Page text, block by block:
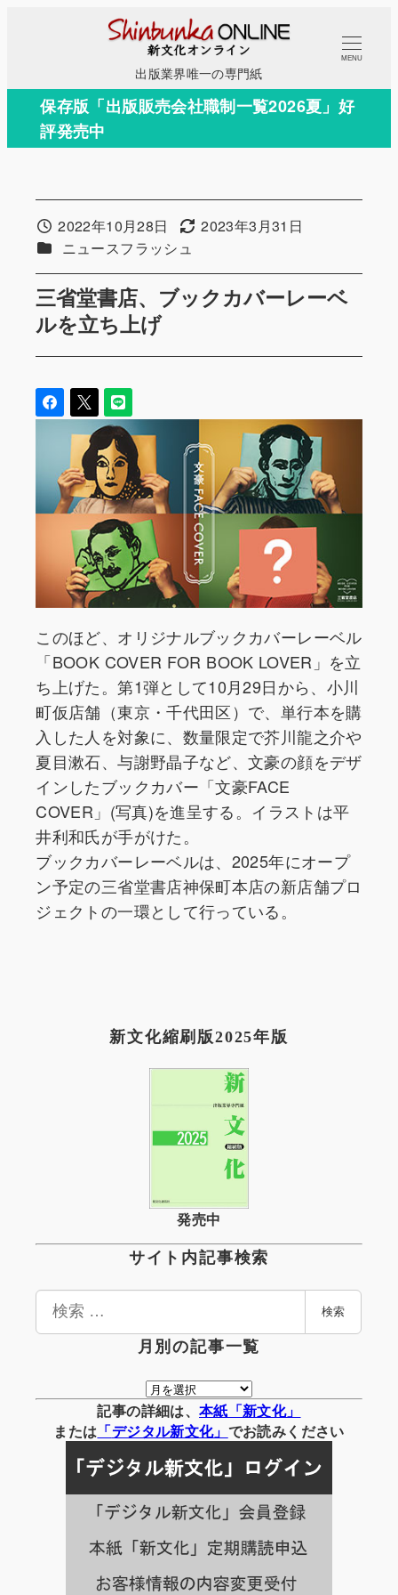
コ
テ
出版業界唯一の専門紙
MENU
保存版「出版販売会社職制一覧2026夏」好
評発売中
三省堂書店、ブックカバーレーベ
ルを立ち上げ
投稿日2022年10月28日 更新日2023年3月31日
カテゴリー
ニュースフラッシュ
このほど、オリジナルブックカバーレーベル
「BOOK COVER FOR BOOK LOVER」を立
ち上げた。第1弾として10月29日から、小川
町仮店舗（東京・千代田区）で、単行本を購
入した人を対象に、数量限定で芥川龍之介や
夏目漱石、与謝野晶子など、文豪の顔をデザ
インしたブックカバー「文豪FACE
COVER」(写真)を進呈する。イラストは平
井利和氏が手がけた。
ブックカバーレーベルは、2025年にオープ
ン予定の三省堂書店神保町本店の新店舗プロ
ジェクトの一環として行っている。
新文化縮刷版2025年版
発売中
サイト内記事検索
検
検索
月別の記事一覧
月
別
の
事
一
覧
記事の詳細は、 本紙「新文化」
または 「デジタル新文化」 でお読みください